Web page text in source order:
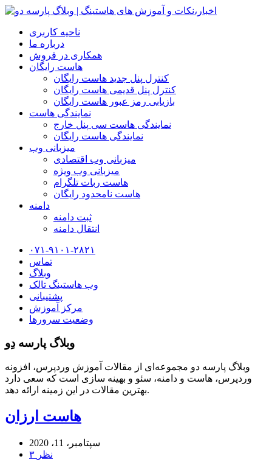
ناحیه کاربری
درباره ما
همکاری در فروش
هاست رایگان
کنترل پنل جدید هاست رایگان
کنترل پنل قدیمی هاست رایگان
بازیابی رمز عبور هاست رایگان
نمایندگی هاست
نمایندگی هاست سی پنل خارج
نمایندگی هاست رایگان
میزبانی وب
میزبانی وب اقتصادی
میزبانی وب ویژه
هاست ربات تلگرام
هاست نامحدود رایگان
دامنه
ثبت دامنه
انتقال دامنه
۰۷۱-۹۱۰۱-۲۸۲۱
تماس
وبلاگ
وب هاستینگ تالک
پشتیبانی
مرکز آموزش
وضعیت سرورها
وبلاگ پارسه دِو
وبلاگ پارسه دو مجموعه‌ای از مقالات آموزش وردپرس، افزونه
وردپرس، هاست و دامنه، سئو و بهینه سازی است که سعی دارد
بهترین مقالات در این زمینه ارائه دهد.
هاست ارزان
سپتامبر، 11، 2020
۳ نظر